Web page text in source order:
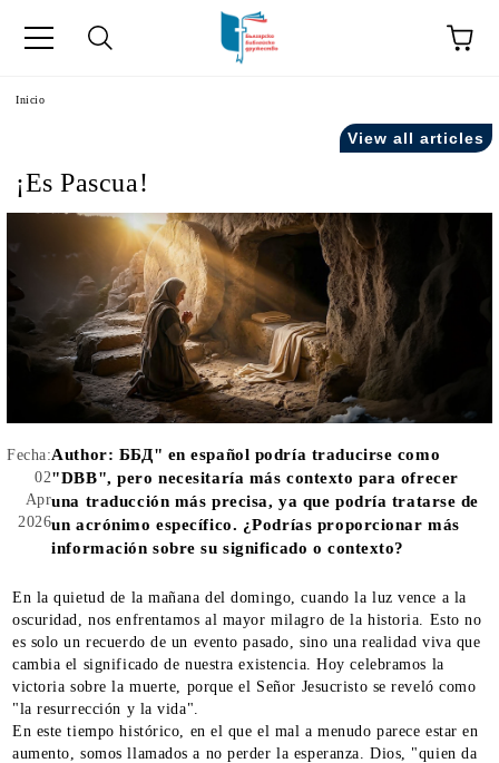
Inicio
View all articles
¡Es Pascua!
Fecha:
02
Apr
2026
Author: ББД" en español podría traducirse como
"DBB", pero necesitaría más contexto para ofrecer
una traducción más precisa, ya que podría tratarse de
un acrónimo específico. ¿Podrías proporcionar más
información sobre su significado o contexto?
En la quietud de la mañana del domingo, cuando la luz vence a la
oscuridad, nos enfrentamos al mayor milagro de la historia. Esto no
es solo un recuerdo de un evento pasado, sino una realidad viva que
cambia el significado de nuestra existencia. Hoy celebramos la
victoria sobre la muerte, porque el Señor Jesucristo se reveló como
"la resurrección y la vida".
En este tiempo histórico, en el que el mal a menudo parece estar en
aumento, somos llamados a no perder la esperanza. Dios, "quien da